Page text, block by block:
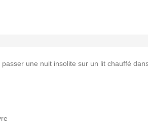
une nuit insolite sur un lit chauffé